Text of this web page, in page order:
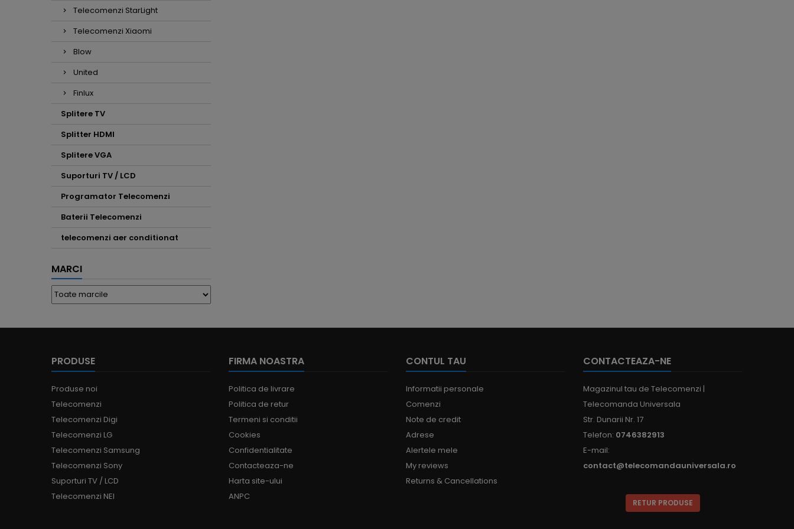
Telecomenzi StarLight
Telecomenzi Xiaomi
Blow
United
Finlux
Splitere TV
Splitter HDMI
Splitere VGA
Suporturi TV / LCD
Programator Telecomenzi
Baterii Telecomenzi
telecomenzi aer conditionat
MARCI
PRODUSE
Produse noi
Telecomenzi
Telecomenzi Digi
Telecomenzi LG
Telecomenzi Samsung
Telecomenzi Sony
Suporturi TV / LCD
Telecomenzi NEI
FIRMA NOASTRA
Politica de livrare
Politica de retur
Termeni si conditii
Cookies
Confidentialitate
Contacteaza-ne
Harta site-ului
ANPC
CONTUL TAU
Informatii personale
Comenzi
Note de credit
Adrese
Alertele mele
My reviews
Returns & Cancellations
CONTACTEAZA-NE
Magazinul tau de Telecomenzi |
Telecomanda Universala
Str. Dunarii Nr. 17
Telefon: 0746382913
E-mail:
contact@telecomandauniversala.ro
RETUR PRODUSE